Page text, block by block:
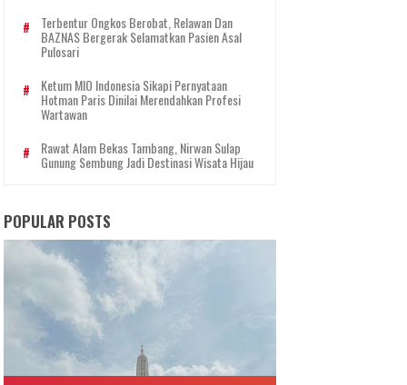
Terbentur Ongkos Berobat, Relawan Dan
BAZNAS Bergerak Selamatkan Pasien Asal
Pulosari
Ketum MIO Indonesia Sikapi Pernyataan
Hotman Paris Dinilai Merendahkan Profesi
Wartawan
Rawat Alam Bekas Tambang, Nirwan Sulap
Gunung Sembung Jadi Destinasi Wisata Hijau
POPULAR POSTS